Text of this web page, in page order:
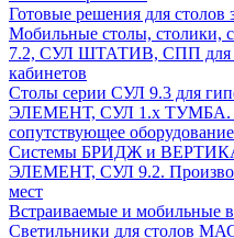
Готовые решения для столов
Мобильные столы,
7.2, СУЛ ШТАТИВ, СПП для
кабинетов
Столы серии СУЛ 9.3 для
ЭЛЕМЕНТ, СУЛ 1.х ТУМБА.
сопутствующее оборудование
Системы БРИДЖ и
ЭЛЕМЕНТ, СУЛ 9.2.
мест
Встраиваемые и мобильные
Светильники для столов